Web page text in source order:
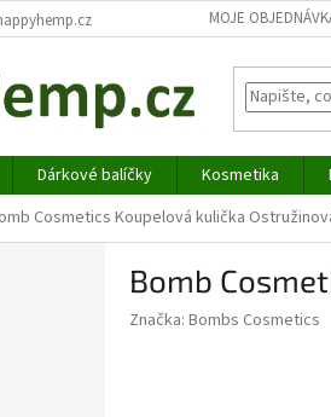
MOJE
Dárkové balíčky Kosmetika
Cosmetics Koupelová kulička
Bomb
Značka: Bombs Cosmetics